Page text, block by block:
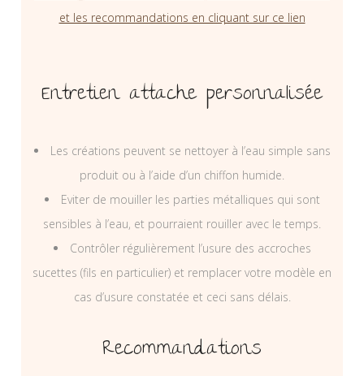
et les recommandations en cliquant sur ce lien
Entretien attache personnalisée
Les créations peuvent se nettoyer à l’eau simple sans
produit ou à l’aide d’un chiffon humide.
Eviter de mouiller les parties métalliques qui sont
sensibles à l’eau, et pourraient rouiller avec le temps.
Contrôler régulièrement l’usure des accroches
sucettes (fils en particulier) et remplacer votre modèle en
cas d’usure constatée et ceci sans délais.
Recommandations